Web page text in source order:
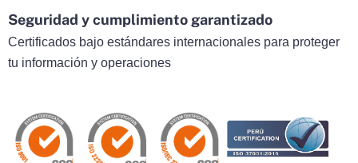
Seguridad y cumplimiento garantizado
Certificados bajo estándares internacionales para proteger
tu información y operaciones